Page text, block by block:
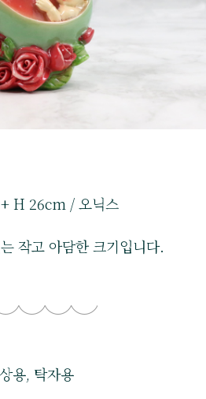
H 26cm / 오닉스
작고 아담한 크기입니다.
용, 탁자용